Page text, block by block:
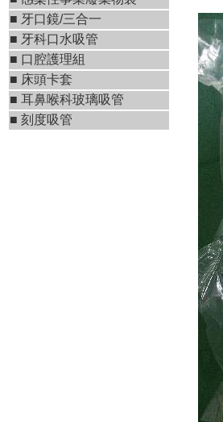
■ 牙口鏡/三合一
■ 牙科口水吸管
■ 口腔護理組
■ 床頭卡套
■ 耳鼻喉科玻璃吸管
■ 刻度吸管